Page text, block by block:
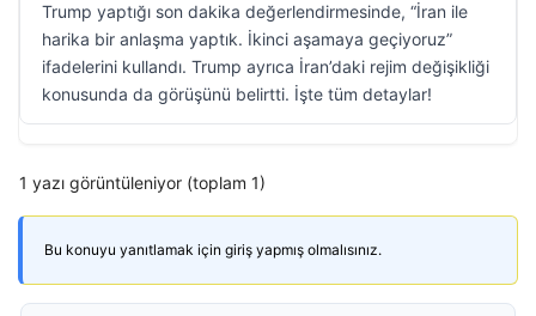
Trump yaptığı son dakika değerlendirmesinde, “İran ile
harika bir anlaşma yaptık. İkinci aşamaya geçiyoruz”
ifadelerini kullandı. Trump ayrıca İran’daki rejim değişikliği
konusunda da görüşünü belirtti. İşte tüm detaylar!
1 yazı görüntüleniyor (toplam 1)
Bu konuyu yanıtlamak için giriş yapmış olmalısınız.